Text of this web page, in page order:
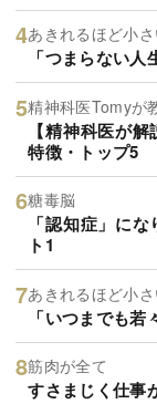
あきれるほど小
「つまらない
精神科医Tomyが
【精神科医が
特徴・トップ5
糖毒脳
「認知症」に
ト1
あきれるほど小
「いつまでも
筋肉が全て
すさまじく仕事